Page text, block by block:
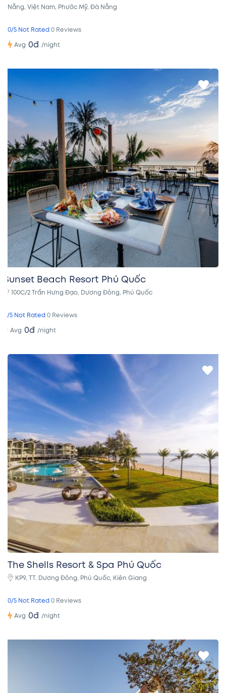
Nẵng, Việt Nam, Phước Mỹ, Đà Nẵng
0/5 Not Rated 0 Reviews
Avg 0đ /night
Sunset Beach Resort Phú Quốc
100C/2 Trần Hưng Đạo, Dương Đông, Phú Quốc
0/5 Not Rated 0 Reviews
Avg 0đ /night
The Shells Resort & Spa Phú Quốc
KP9, TT. Dương Đông, Phú Quốc, Kiên Giang
0/5 Not Rated 0 Reviews
Avg 0đ /night